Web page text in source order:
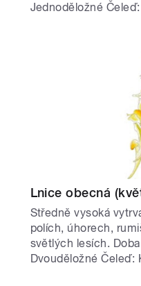
Jednoděložné Čeleď:
Lnice obecná
Středně vysoká
polích, úhorech,
světlých lesích.
Dvouděložné Čeleď: